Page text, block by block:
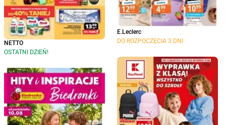
NETTO
OSTATNI DZIEŃ!
E.Leclerc
DO ROZPOCZĘCIA 3 DNI